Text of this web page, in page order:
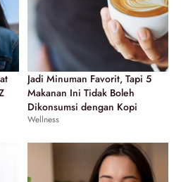
Jadi Minuman Favorit, Tapi 5
Makanan Ini Tidak Boleh
Dikonsumsi dengan Kopi
Wellness